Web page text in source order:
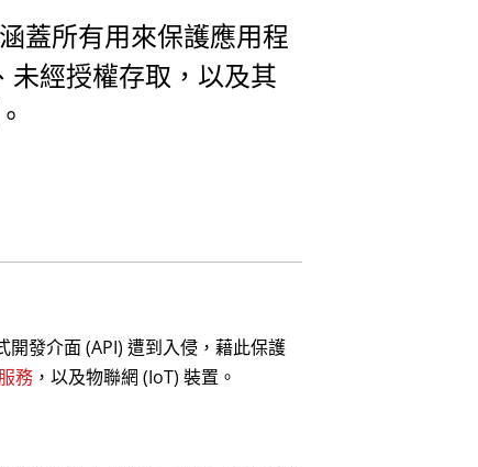
蓋所有用來保護應用程
經授權存取，以及其
發介面 (API) 遭到入侵，藉此保護
務，以及物聯網 (IoT) 裝置。